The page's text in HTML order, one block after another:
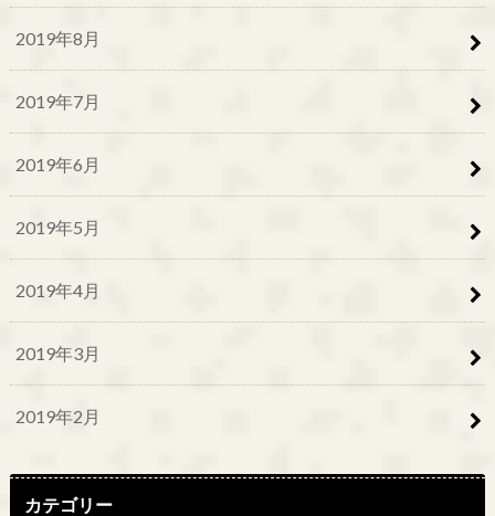
2019年8月
2019年7月
2019年6月
2019年5月
2019年4月
2019年3月
2019年2月
カテゴリー